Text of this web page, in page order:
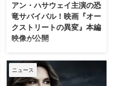
ード』出演者が参加 2000年の
「天使と悪魔」を皮切りに、
「ダ・ヴィンチ・コード」「ロス
ト・シンボル」「インフェルノ」
ブ・シークレッツ」と2025年に6
作が出版され …
アン・ハサウェイ主演の恐
竜サバイバル！映画『オー
クストリートの異変』本編
映像が公開
J.J.エイブラムスが製作プロデュ
ーサーを務め、アン・ハサウェ
イ、ユアン・マクレガーが共演す
る映画『オークストリートの異
ニュース